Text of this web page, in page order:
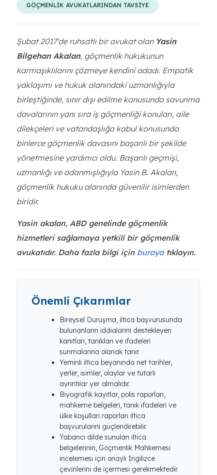
GÖÇMENLİK AVUKATLARINDAN TAVSİYE
Şubat 2017'de ruhsatlı bir avukat olan Yasin
Bilgehan Akalan, göçmenlik hukukunun
karmaşıklılarını çözmeye kendini adadı. Empatik
yaklaşımı ve hukuk alanındaki uzmanlığıyla
birleştiğinde, sınır dışı edilme konusunda savunma
davalarının yanı sıra iş göçmenliği konuları, aile
dilekçeleri ve vatandaşlığa kabul konusunda
binlerce göçmenlik davasını başarılı bir şekilde
yönetmesine yardımcı oldu. Başarılı geçmişi,
uzmanlığı ve adanmışlığıyla Yasin B. Akalan,
göçmenlik hukuku alanında güvenilir isimlerden
biridir.
Yasin akalan, ABD genelinde göçmenlik
hizmetleri sağlamaya yetkili bir göçmenlik
avukatıdır. Daha fazla bilgi için burayatıklayın.
Önemli Çıkarımlar
Bireysel Duruşma, iltica başvurusunda
bulunanların iddialarını destekleyen
kanıtları, tanıkları ve ifadeleri
sunmalarına olanak tanır.
Yeminli iltica beyanında net tarihler,
yerler, isimler, olaylar ve tutarlı
ayrıntılar yer almalıdır.
Biyografik kayıtlar, polis raporları,
mahkeme belgeleri, tanık ifadeleri ve
ülke koşulları raporları iltica
başvurularını güçlendirebilir.
Yabancı dilde sunulan iltica
belgelerinin, Göçmenlik Mahkemesi
incelemesi için onaylı İngilizce
çevirilerini de içermesi gerekmektedir.